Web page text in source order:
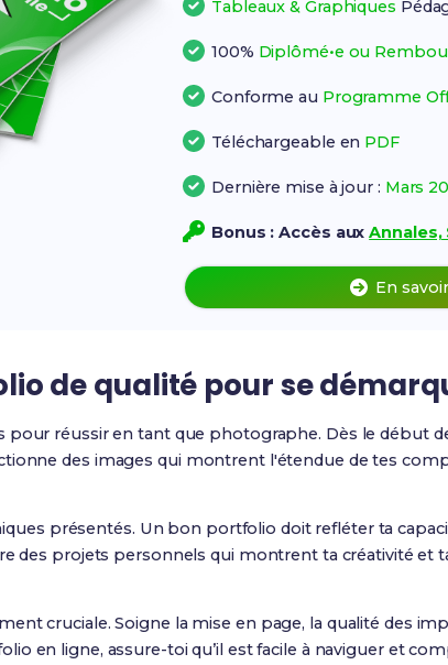
Tableaux & Graphiques
100% Diplômé•e ou
Conforme au Programme
Téléchargeable en PDF
Dernière mise à jour : Mars
Bonus : Accès auxAnnales,
En
de qualité pour se
pour réussir en tant que photographe. Dès le début
des images qui montrent l'étendue de tes
présentés. Un bon portfolio doit refléter ta
des projets personnels qui montrent ta créativité et
cruciale. Soigne la mise en page, la qualité des
en ligne, assure-toi qu’il est facile à naviguer et